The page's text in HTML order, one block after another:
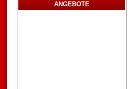
ANGEBOTE